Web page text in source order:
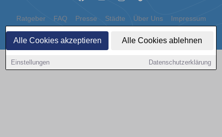
Alle Cookies akzeptieren Alle Cookies ablehnen
Einstellungen Datenschutzerklärung
Ratgeber FAQ Presse Städte Über Uns Impressum
Datenschutz Cookies
Copyright © 2000 - 2026 | 1A Infosysteme GmbH | Content by: 1a-sites-autos